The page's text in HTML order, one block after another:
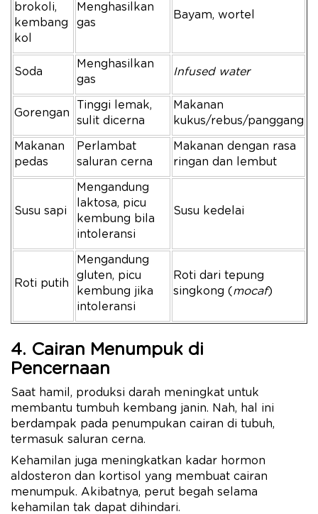
brokoli,
kembang
kol
Menghasilkan
gas
Bayam, wortel
Soda
Menghasilkan
gas
Infused water
Gorengan
Tinggi lemak,
sulit dicerna
Makanan
kukus/rebus/panggang
Makanan
pedas
Perlambat
saluran cerna
Makanan dengan rasa
ringan dan lembut
Susu sapi
Mengandung
laktosa, picu
kembung bila
intoleransi
Susu kedelai
Roti putih
Mengandung
gluten, picu
kembung jika
intoleransi
Roti dari tepung
singkong (mocaf)
4. Cairan Menumpuk di
Pencernaan
Saat hamil, produksi darah meningkat untuk
membantu tumbuh kembang janin. Nah, hal ini
berdampak pada penumpukan cairan di tubuh,
termasuk saluran cerna.
Kehamilan juga meningkatkan kadar hormon
aldosteron dan kortisol yang membuat cairan
menumpuk. Akibatnya, perut begah selama
kehamilan tak dapat dihindari.